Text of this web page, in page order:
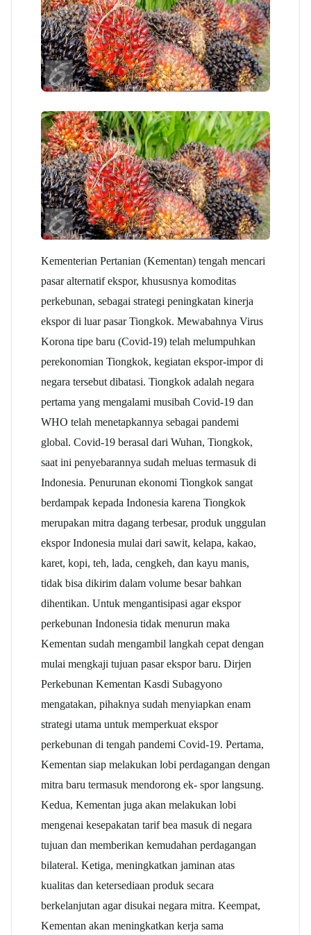
Kementerian Pertanian (Kementan) tengah mencari
pasar alternatif ekspor, khususnya komoditas
perkebunan, sebagai strategi peningkatan kinerja
ekspor di luar pasar Tiongkok. Mewabahnya Virus
Korona tipe baru (Covid-19) telah melumpuhkan
perekonomian Tiongkok, kegiatan ekspor-impor di
negara tersebut dibatasi. Tiongkok adalah negara
pertama yang mengalami musibah Covid-19 dan
WHO telah menetapkannya sebagai pandemi
global. Covid-19 berasal dari Wuhan, Tiongkok,
saat ini penyebarannya sudah meluas termasuk di
Indonesia. Penurunan ekonomi Tiongkok sangat
berdampak kepada Indonesia karena Tiongkok
merupakan mitra dagang terbesar, produk unggulan
ekspor Indonesia mulai dari sawit, kelapa, kakao,
karet, kopi, teh, lada, cengkeh, dan kayu manis,
tidak bisa dikirim dalam volume besar bahkan
dihentikan. Untuk mengantisipasi agar ekspor
perkebunan Indonesia tidak menurun maka
Kementan sudah mengambil langkah cepat dengan
mulai mengkaji tujuan pasar ekspor baru. Dirjen
Perkebunan Kementan Kasdi Subagyono
mengatakan, pihaknya sudah menyiapkan enam
strategi utama untuk memperkuat ekspor
perkebunan di tengah pandemi Covid-19. Pertama,
Kementan siap melakukan lobi perdagangan dengan
mitra baru termasuk mendorong ek- spor langsung.
Kedua, Kementan juga akan melakukan lobi
mengenai kesepakatan tarif bea masuk di negara
tujuan dan memberikan kemudahan perdagangan
bilateral. Ketiga, meningkatkan jaminan atas
kualitas dan ketersediaan produk secara
berkelanjutan agar disukai negara mitra. Keempat,
Kementan akan meningkatkan kerja sama